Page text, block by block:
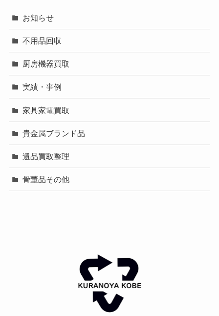
お知らせ
不用品回収
厨房機器買取
実績・事例
家具家電買取
貴金属ブランド品
遺品買取整理
骨董品その他